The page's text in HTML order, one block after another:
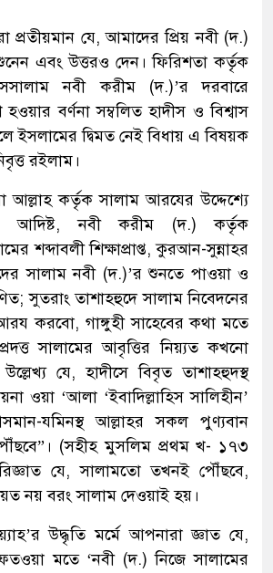
প্রতীয়মান যে, আমাদের প্রিয় নবী (দ.)
এবং উত্তরও দেন। ফিরিশতা কর্তৃক
নবী করীম (দ.)’র দরবারে
বর্ণনা সম্বলিত হাদীস ও বিশ্বাস
ইসলামের দ্বিমত নেই বিধায় এ বিষয়ক
রইলাম।
আল্লাহ কর্তৃক সালাম আরযের উদ্দেশ্যে
আদিষ্ট, নবী করীম (দ.) কর্তৃক
শব্দাবলী শিক্ষাপ্রাপ্ত, কুরআন-সুন্নাহর
সালাম নবী (দ.)’র শুনতে পাওয়া ও
সুতরাং তাশাহহুদে সালাম নিবেদনের
করবো, গাঙ্গুহী সাহেবের কথা মতে
সালামের আবৃত্তির নিয়্যত কখনো
যে, হাদীসে বিবৃত তাশাহহুদস্থ
ওয়া ‘আলা ‘ইবাদিল্লাহিস সালিহীন’
যমিনস্থ আল্লাহর সকল পুণ্যবান
(সহীহ মুসলিম প্রথম খ- ১৭৩
যে, সালামতো তখনই পৌঁছবে,
নয় বরং সালাম দেওয়াই হয়।
উদ্ধৃতি মর্মে আপনারা জ্ঞাত যে,
ফতওয়া মতে ‘নবী (দ.) নিজে সালামের